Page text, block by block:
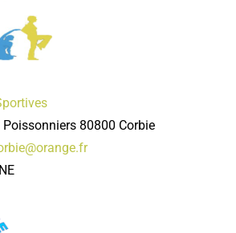
Poissonniers 80800 Corbie